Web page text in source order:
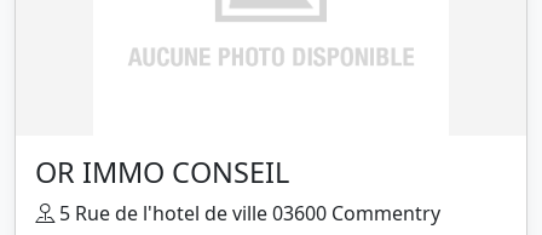
OR IMMO CONSEIL
5 Rue de l'hotel de ville 03600 Commentry